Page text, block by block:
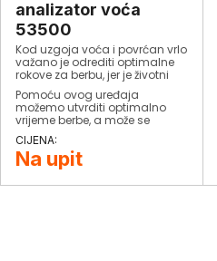
analizator voća
53500
Kod uzgoja voća i povrćan vrlo
važano je odrediti optimalne
rokove za berbu, jer je životni
vijek proizvoda na policama
povezan sa fazom
dozrijevanja prilikom berbe. DA
Meter je vrlo obećavajući alat i
za praktične i znanstvene
primjene, budući da
omogućuje praćenje stadija
(kao i na istom komadu
Pomoću ovog uređaja
možemo utvrditi optimalno
vrijeme berbe, a može se
koristiti u u hladnjačama za
praćenje promjena prilikom
dozrijevanja.
Na upit